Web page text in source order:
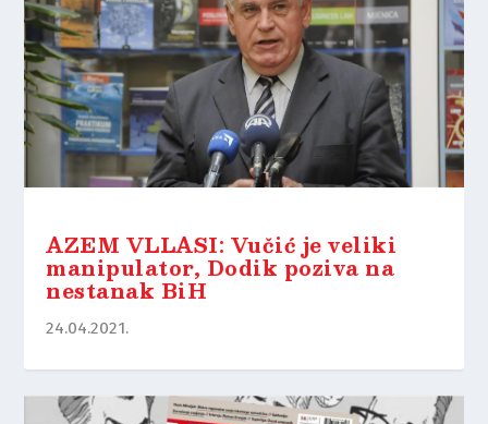
AZEM VLLASI: Vučić je veliki
manipulator, Dodik poziva na
nestanak BiH
24.04.2021.